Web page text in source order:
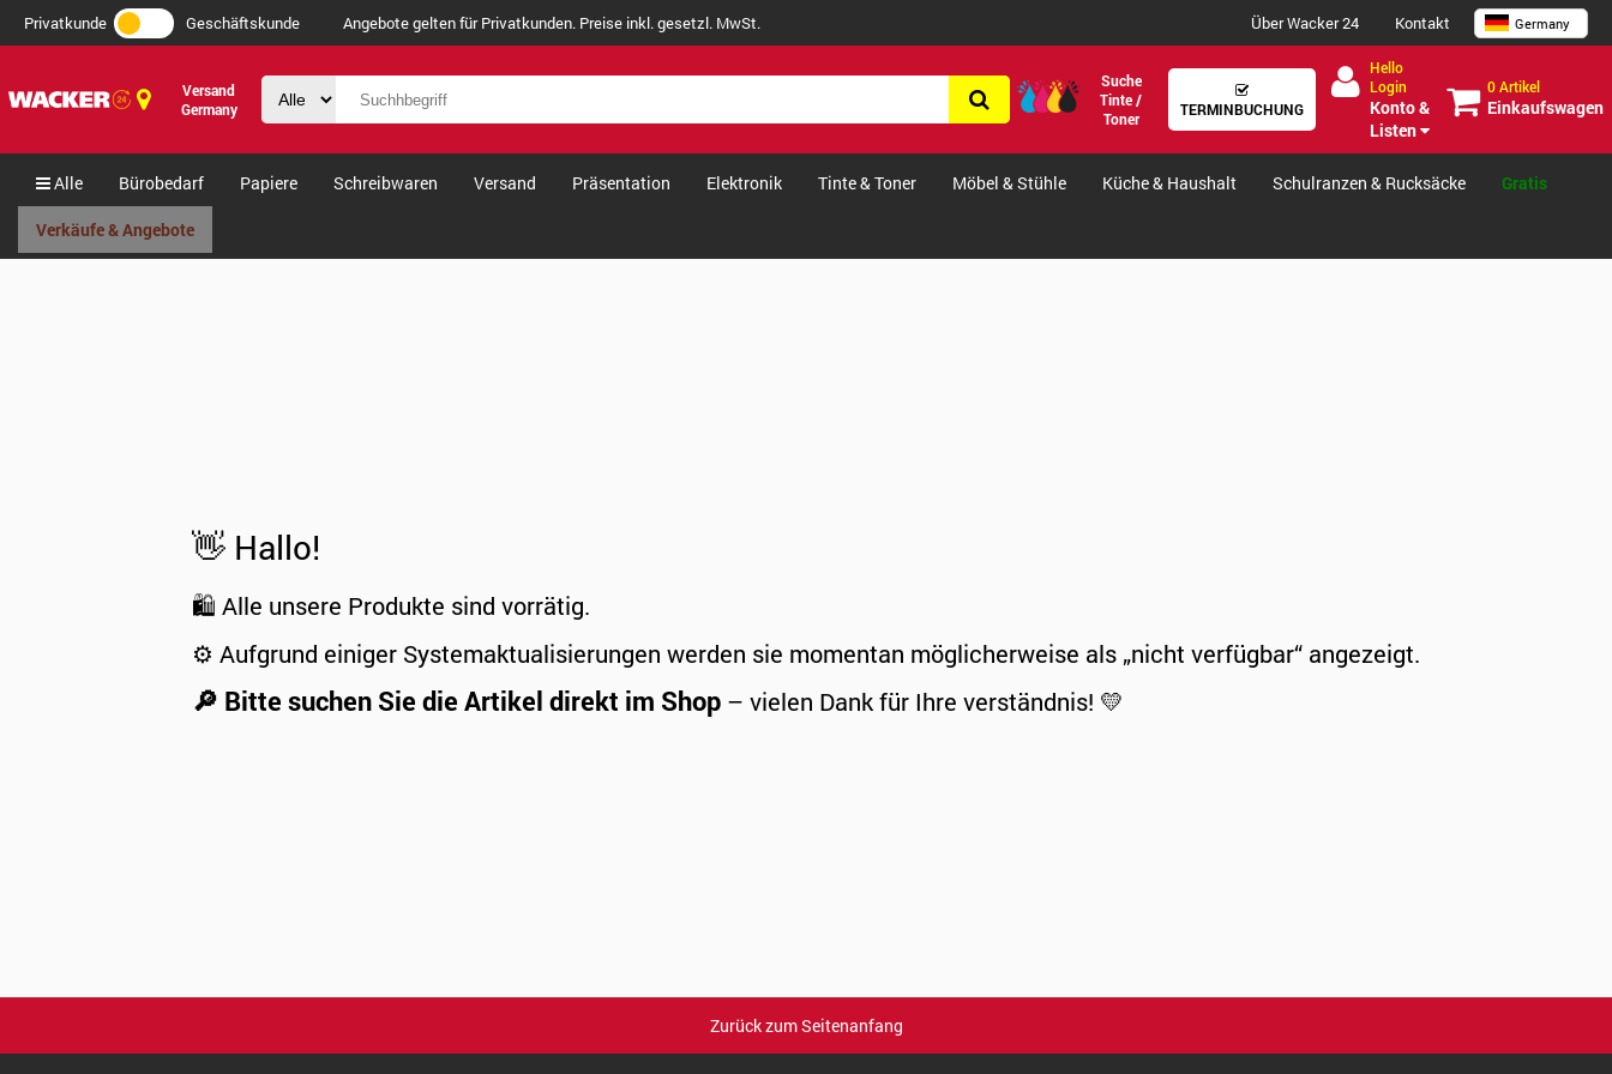
Privatkunde Geschäftskunde Angebote gelten für Privatkunden. Preise inkl. gesetzl. MwSt. Über Wacker 24 Kontakt Germany
Versand
Germany
Suche
Tinte /
Toner
TERMINBUCHUNG
Hello
Login
Konto &
Listen
0 Artikel
Einkaufswagen
Alle Bürobedarf Papiere Schreibwaren Versand Präsentation Elektronik Tinte & Toner Möbel & Stühle Küche & Haushalt Schulranzen & Rucksäcke Gratis
Verkäufe & Angebote
👋 Hallo!
🛍️ Alle unsere Produkte sind vorrätig.
⚙️ Aufgrund einiger Systemaktualisierungen werden sie momentan möglicherweise als „nicht verfügbar“ angezeigt.
🔎 Bitte suchen Sie die Artikel direkt im Shop – vielen Dank für Ihre verständnis! 💛
Zurück zum Seitenanfang